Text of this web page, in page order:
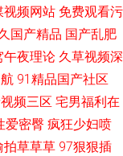
视频网站 免费观看污
国产精品 国产乱肥
午夜理论 久草视频深
91精品国产社区
频三区 宅男福利在
爱密臀 疯狂少妇喷
拍草草草 97狠狠插